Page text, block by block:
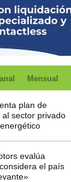
Mensual
plan de
sector privado
evalúa
el país